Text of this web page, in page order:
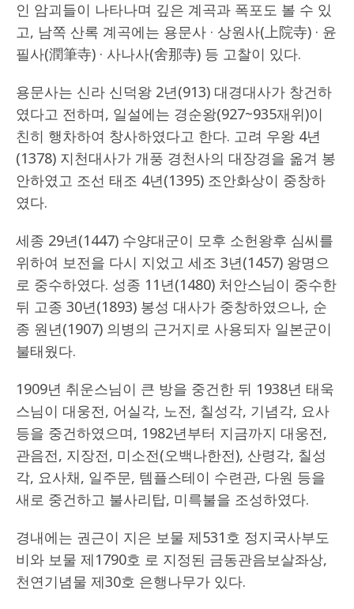
인 암괴들이 나타나며 깊은 계곡과 폭포도 볼 수 있
고, 남쪽 산록 계곡에는 용문사 · 상원사(上院寺) · 윤
필사(潤筆寺) · 사나사(舍那寺) 등 고찰이 있다.
용문사는 신라 신덕왕 2년(913) 대경대사가 창건하
였다고 전하며, 일설에는 경순왕(927~935재위)이
친히 행차하여 창사하였다고 한다. 고려 우왕 4년
(1378) 지천대사가 개풍 경천사의 대장경을 옮겨 봉
안하였고 조선 태조 4년(1395) 조안화상이 중창하
였다.
세종 29년(1447) 수양대군이 모후 소헌왕후 심씨를
위하여 보전을 다시 지었고 세조 3년(1457) 왕명으
로 중수하였다. 성종 11년(1480) 처안스님이 중수한
뒤 고종 30년(1893) 봉성 대사가 중창하였으나, 순
종 원년(1907) 의병의 근거지로 사용되자 일본군이
불태웠다.
1909년 취운스님이 큰 방을 중건한 뒤 1938년 태욱
스님이 대웅전, 어실각, 노전, 칠성각, 기념각, 요사
등을 중건하였으며, 1982년부터 지금까지 대웅전,
관음전, 지장전, 미소전(오백나한전), 산령각, 칠성
각, 요사채, 일주문, 템플스테이 수련관, 다원 등을
새로 중건하고 불사리탑, 미륵불을 조성하였다.
경내에는 권근이 지은 보물 제531호 정지국사부도
비와 보물 제1790호 로 지정된 금동관음보살좌상,
천연기념물 제30호 은행나무가 있다.